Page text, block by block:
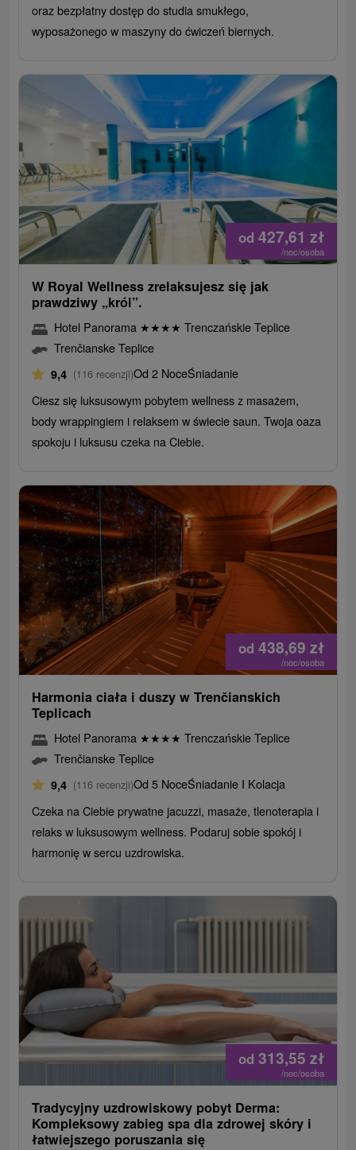
oraz bezpłatny dostęp do studia smukłego,
wyposażonego w maszyny do ćwiczeń biernych.
od 427,61 zł
/noc/osoba
W Royal Wellness zrelaksujesz się jak
prawdziwy „król”.
Hotel Panorama ★★★★ Trenczańskie Teplice
Trenčianske Teplice
9,4 (116 recenzji)Od 2 NoceŚniadanie
Ciesz się luksusowym pobytem wellness z masażem,
body wrappingiem i relaksem w świecie saun. Twoja oaza
spokoju i luksusu czeka na Ciebie.
od 438,69 zł
/noc/osoba
Harmonia ciała i duszy w Trenčianskich
Teplicach
Hotel Panorama ★★★★ Trenczańskie Teplice
Trenčianske Teplice
9,4 (116 recenzji)Od 5 NoceŚniadanie I Kolacja
Czeka na Ciebie prywatne jacuzzi, masaże, tlenoterapia i
relaks w luksusowym wellness. Podaruj sobie spokój i
harmonię w sercu uzdrowiska.
od 313,55 zł
/noc/osoba
Tradycyjny uzdrowiskowy pobyt Derma:
Kompleksowy zabieg spa dla zdrowej skóry i
łatwiejszego poruszania się